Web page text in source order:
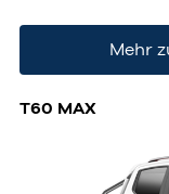
Mehr
T60 MAX